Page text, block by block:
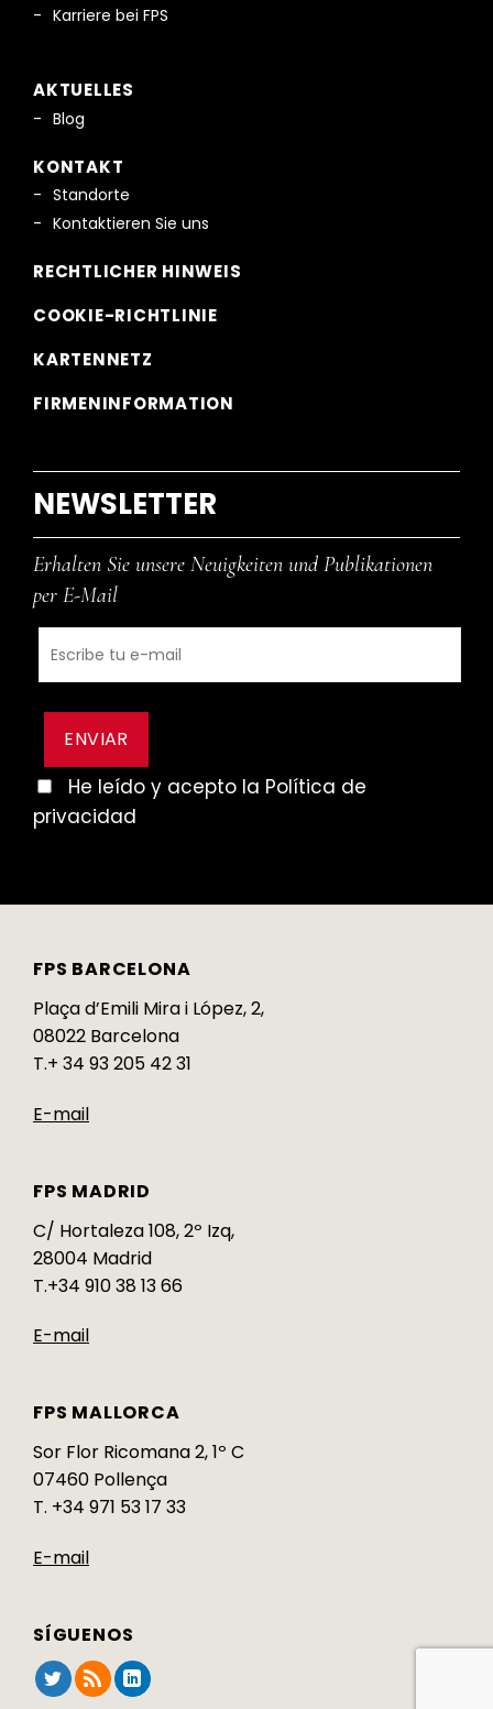
Karriere bei FPS
AKTUELLES
Blog
KONTAKT
Standorte
Kontaktieren Sie uns
RECHTLICHER HINWEIS
COOKIE-RICHTLINIE
KARTENNETZ
FIRMENINFORMATION
NEWSLETTER
Erhalten Sie unsere Neuigkeiten und Publikationen
per E-Mail
He leído y acepto la Política de
privacidad
FPS BARCELONA
Plaça d’Emili Mira i López, 2,
08022 Barcelona
T.+ 34 93 205 42 31
E-mail
FPS MADRID
C/ Hortaleza 108, 2º Izq,
28004 Madrid
T.+34 910 38 13 66
E-mail
FPS MALLORCA
Sor Flor Ricomana 2, 1º C
07460 Pollença
T. +34 971 53 17 33
E-mail
SÍGUENOS